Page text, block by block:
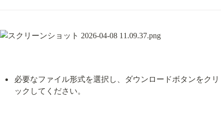
必要なファイル形式を選択し、ダウンロードボタンをクリ
ックしてください。